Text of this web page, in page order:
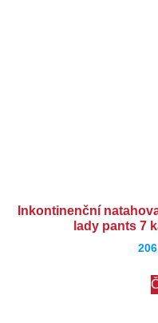
Inkontinenční
lady pants 7